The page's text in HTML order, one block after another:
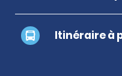
Itinéraire à